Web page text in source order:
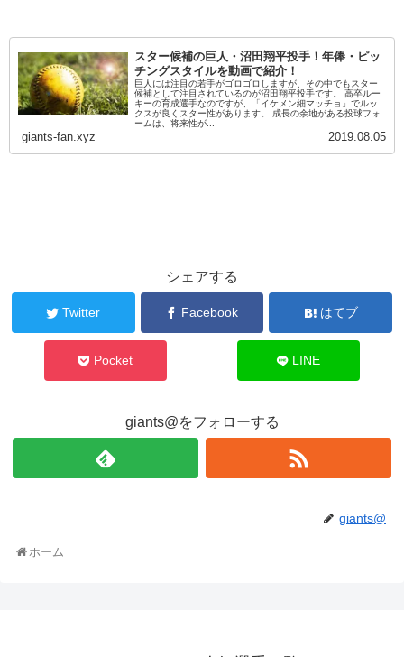
スター候補の巨人・沼田翔平投手！年俸・ピッ
チングスタイルを動画で紹介！
巨人には注目の若手がゴロゴロしますが、その中でもスター
候補として注目されているのが沼田翔平投手です。 高卒ルー
キーの育成選手なのですが、「イケメン細マッチョ」でルッ
クスが良くスター性があります。 成長の余地がある投球フォ
ームは、将来性が...
giants-fan.xyz 2019.08.05
シェアする
Twitter Facebook はてブ
Pocket LINE
giants@をフォローする
giants@
ホーム